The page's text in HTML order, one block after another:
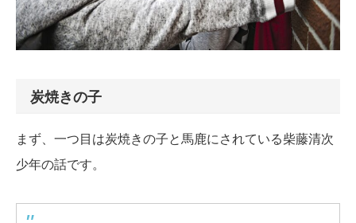
炭焼きの子
まず、一つ目は炭焼きの子と馬鹿にされている柴藤清次
少年の話です。